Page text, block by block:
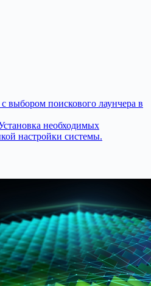
выбором поискового лаунчера в
необходимых
настройки системы.